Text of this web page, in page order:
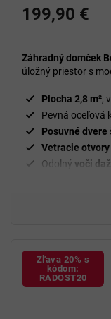
199,90 €
Záhradný domček
úložný priestor s
Plocha 2,8 m²,
Pevná oceľová
Posuvné dvere
Vetracie otvory
Odolný voči
Zľava 20% s
kódom:
RADOST20